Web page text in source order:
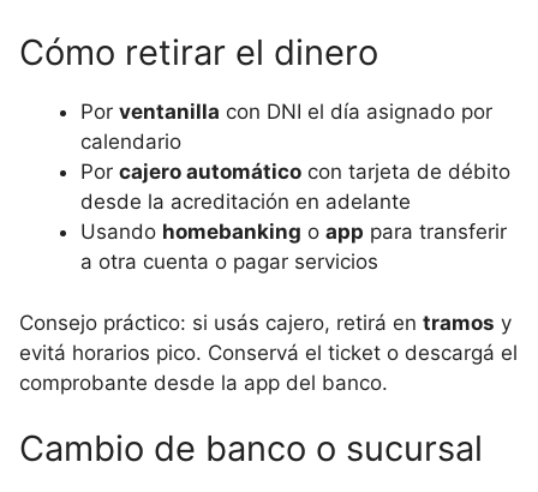
Cómo retirar el dinero
Por ventanilla con DNI el día asignado por
calendario
Por cajero automático con tarjeta de débito
desde la acreditación en adelante
Usando homebanking o app para transferir
a otra cuenta o pagar servicios
Consejo práctico: si usás cajero, retirá en tramos y
evitá horarios pico. Conservá el ticket o descargá el
comprobante desde la app del banco.
Cambio de banco o sucursal